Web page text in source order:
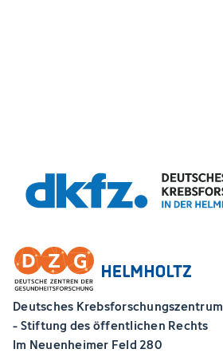
Deutsches Krebsforschungszentrum
- Stiftung des öffentlichen Rechts
Im Neuenheimer Feld 280